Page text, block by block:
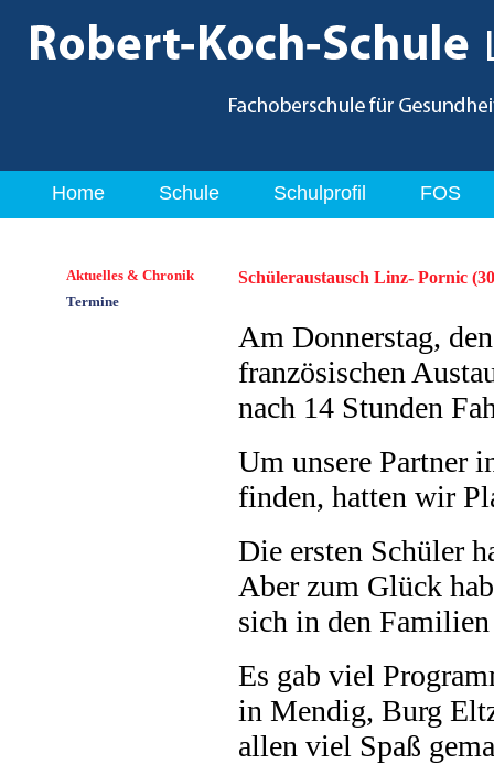
Home Schule Schulprofil FOS
Aktuelles & Chronik
Termine
Schüleraustausch Linz- Pornic
Am Donnerstag,
französischen
nach 14 Stunden
Um unsere Partner
finden, hatten wir
Die ersten Schüler
Aber zum Glück
sich in den
Es gab viel
in Mendig, Burg
allen viel Spaß